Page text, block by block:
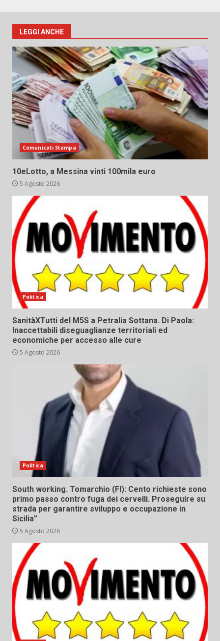
LEGGI ANCHE
Comunicati Stampa
10eLotto, a Messina vinti 100mila euro
5 Agosto 2026
Politica
SanitàXTutti del M5S a Petralia Sottana. Di Paola:
Inaccettabili diseguaglianze territoriali ed
economiche per accesso alle cure
5 Agosto 2026
Politica
South working. Tomarchio (FI): Cento richieste sono
primo passo contro fuga dei cervelli. Proseguire su
strada per garantire sviluppo e occupazione in
Sicilia”
5 Agosto 2026